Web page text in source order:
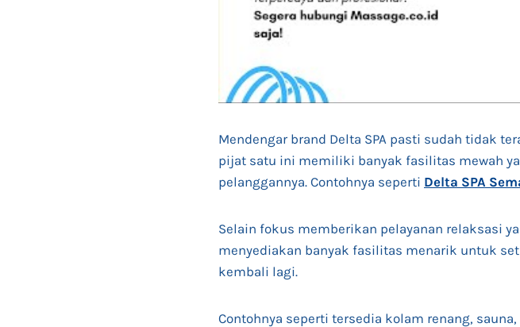
Mendengar brand Delta SPA pasti sudah tidak
pijat satu ini memiliki banyak fasilitas mewah
pelanggannya. Contohnya seperti Delta SPA
Selain fokus memberikan pelayanan relaksasi
menyediakan banyak fasilitas menarik untuk
kembali lagi.
Contohnya seperti tersedia kolam renang,